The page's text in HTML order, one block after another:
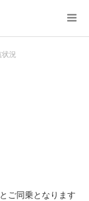
況
同乗となります